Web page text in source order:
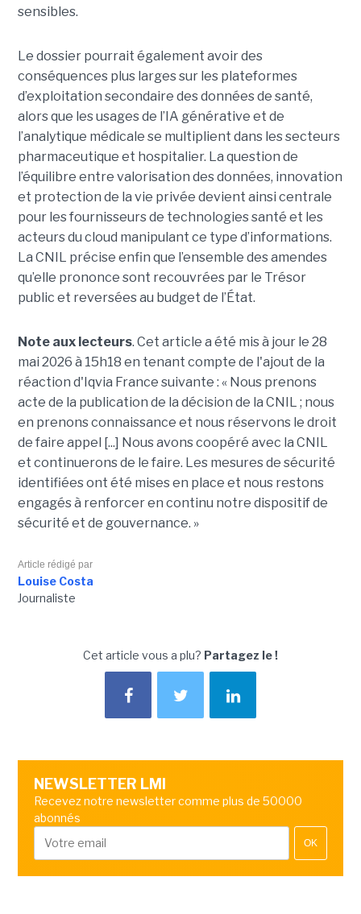
sensibles.
Le dossier pourrait également avoir des
conséquences plus larges sur les plateformes
d’exploitation secondaire des données de santé,
alors que les usages de l’IA générative et de
l’analytique médicale se multiplient dans les secteurs
pharmaceutique et hospitalier. La question de
l’équilibre entre valorisation des données, innovation
et protection de la vie privée devient ainsi centrale
pour les fournisseurs de technologies santé et les
acteurs du cloud manipulant ce type d’informations.
La CNIL précise enfin que l’ensemble des amendes
qu’elle prononce sont recouvrées par le Trésor
public et reversées au budget de l’État.
Note aux lecteurs. Cet article a été mis à jour le 28
mai 2026 à 15h18 en tenant compte de l'ajout de la
réaction d'Iqvia France suivante : « Nous prenons
acte de la publication de la décision de la CNIL ; nous
en prenons connaissance et nous réservons le droit
de faire appel [...] Nous avons coopéré avec la CNIL
et continuerons de le faire. Les mesures de sécurité
identifiées ont été mises en place et nous restons
engagés à renforcer en continu notre dispositif de
sécurité et de gouvernance. »
Article rédigé par
Louise Costa
Journaliste
Cet article vous a plu? Partagez le !
NEWSLETTER LMI
Recevez notre newsletter comme plus de 50000
abonnés
OK